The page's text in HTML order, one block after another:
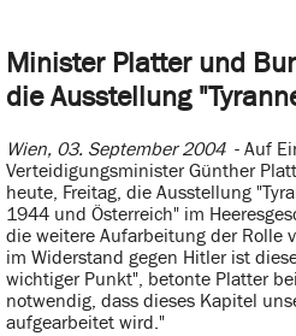
Minister Platter und
die Ausstellung
Wien, 03. September 2004 - Auf
Verteidigungsminister Günther
heute, Freitag, die Ausstellung
1944 und Österreich" im
die weitere Aufarbeitung der Rolle
im Widerstand gegen Hitler ist
wichtiger Punkt", betonte Platter
notwendig, dass dieses Kapitel
aufgearbeitet wird."